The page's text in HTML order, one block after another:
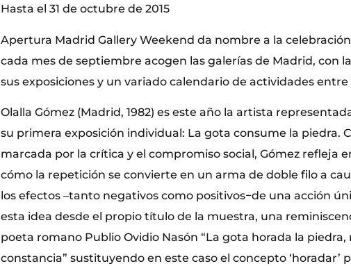
Hasta el 31 de octubre de 2015
Apertura Madrid Gallery Weekend da nombre a la
cada mes de septiembre acogen las galerías de Madrid, con
sus exposiciones y un variado calendario de actividades entre
Olalla Gómez (Madrid, 1982) es este año la artista
su primera exposición individual: La gota consume la piedra.
marcada por la crítica y el compromiso social, Gómez refleja
cómo la repetición se convierte en un arma de doble filo a
los efectos –tanto negativos como positivos−de una acción
esta idea desde el propio título de la muestra, una
poeta romano Publio Ovidio Nasón “La gota horada la
constancia” sustituyendo en este caso el concepto ‘horadar’